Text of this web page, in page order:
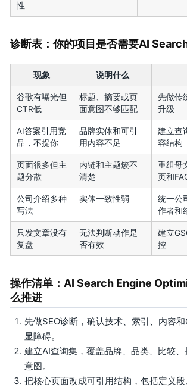
性
诊断表：你的项目是否需要AI
现象 说明什么
谷歌有曝光但
CTR低
标题、摘要或页
面意图不够匹配
先做传
升级
AI答案引用竞
品，不提你
品牌实体和可引
用内容不足
建立查
容结构
页面很多但主
题分散
内链和主题簇不
清楚
重组母
页和
公司介绍多种
写法
实体一致性弱
统一公
作者和
只发文章没有
复盘
无法判断动作是
否有效
建立
控
操作清单：AI Search Engine
么推进
先做SEO诊断，确认技术、索引、内容
显障碍。
建立AI查询集，覆盖品牌、品类、比较
意图。
把核心页面改成可引用结构，包括定义